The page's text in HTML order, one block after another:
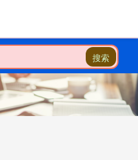
搜索